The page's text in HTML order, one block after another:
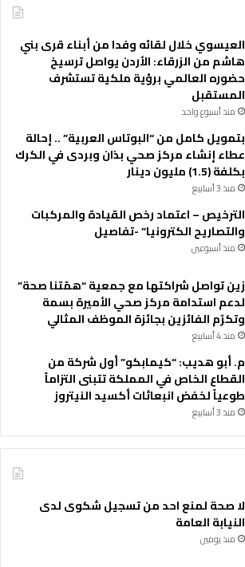
العيسوي خلال لقائه وفدا من أبناء قرى بني
هاشم من الزرقاء: الأردن يواصل ترسيخ
حضوره العالمي برؤية ملكية تستشرف
المستقبل
منذ أسبوع واحد
بتمويل كامل من “البوتاس العربية” .. إحالة
عطاء إنشاء مركز صحي بذان وبردى في الكرك
بكلفة (1.5) مليون دينار
منذ 3 أسابيع
الترخيص – اعتماد رخص القيادة والمركبات
والتصاريح الكترونيا” -تفاصيل
منذ أسبوعين
زين تواصل شراكتها مع جمعية “همّتنا صحة”
لدعم استدامة مركز صحي الأميرة بسمة
وتكرّم الفائزين بجائزة الموظف المثالي
منذ 4 أسابيع
م. أبو هديب: “كيمابكو” أول شركة من
القطاع الخاص في المملكة تتبنى التزاماً
طوعياً لخفض انبعاثات أكسيد النيتروز
منذ 3 أسابيع
لا صحة لمنع احد من تسجيل شكوى لدى
النيابة العامة
منذ يومين